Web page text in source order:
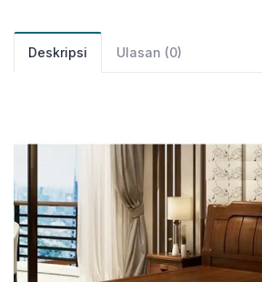
Deskripsi Ulasan (0)